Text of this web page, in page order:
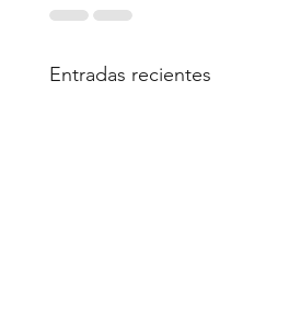
Entradas recientes